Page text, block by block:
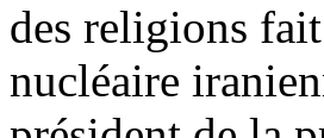
des religions
nucléaire